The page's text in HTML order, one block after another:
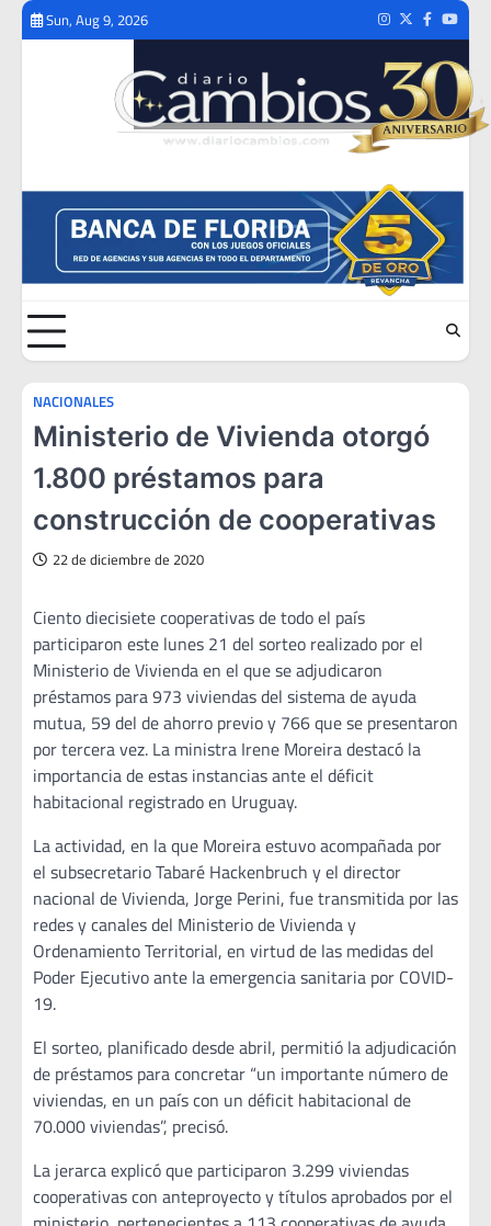
Skip
Sun, Aug 9, 2026 Instagram
TwitterFacebook
NACIONALES
Ministerio de Vivienda otorgó
1.800 préstamos para
construcción de cooperativas
22 de diciembre de 2020
Ciento diecisiete cooperativas de todo el país
participaron este lunes 21 del sorteo realizado por el
Ministerio de Vivienda en el que se adjudicaron
préstamos para 973 viviendas del sistema de ayuda
mutua, 59 del de ahorro previo y 766 que se presentaron
por tercera vez. La ministra Irene Moreira destacó la
importancia de estas instancias ante el déficit
habitacional registrado en Uruguay.
La actividad, en la que Moreira estuvo acompañada por
el subsecretario Tabaré Hackenbruch y el director
nacional de Vivienda, Jorge Perini, fue transmitida por las
redes y canales del Ministerio de Vivienda y
Ordenamiento Territorial, en virtud de las medidas del
Poder Ejecutivo ante la emergencia sanitaria por COVID-
19.
El sorteo, planificado desde abril, permitió la adjudicación
de préstamos para concretar “un importante número de
viviendas, en un país con un déficit habitacional de
70.000 viviendas”, precisó.
La jerarca explicó que participaron 3.299 viviendas
cooperativas con anteproyecto y títulos aprobados por el